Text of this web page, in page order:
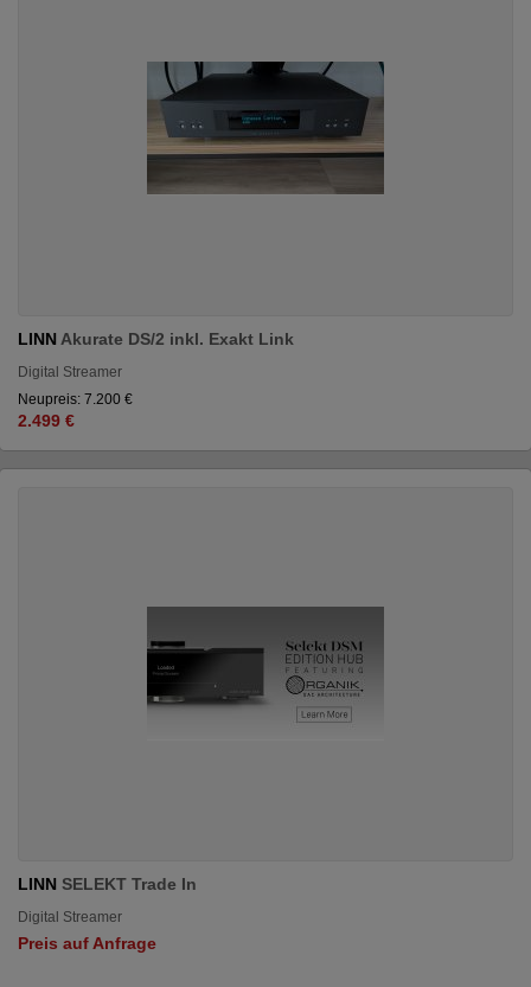
LINN Akurate DS/2 inkl. Exakt Link
Digital Streamer
Neupreis: 7.200 €
2.499 €
LINN SELEKT Trade In
Digital Streamer
Preis auf Anfrage